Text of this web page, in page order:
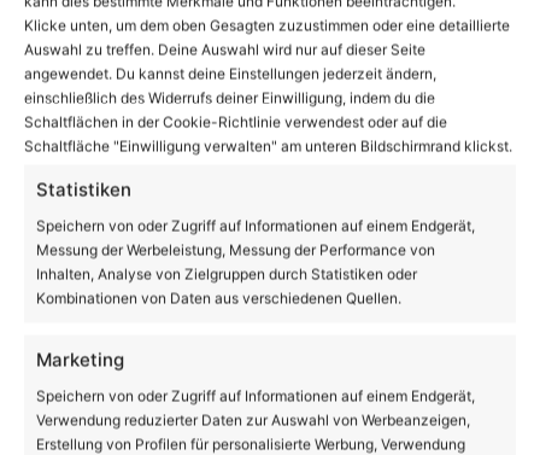
Klicke unten, um dem oben Gesagten zuzustimmen oder eine detaillierte
Auswahl zu treffen. Deine Auswahl wird nur auf dieser Seite
angewendet. Du kannst deine Einstellungen jederzeit ändern,
einschließlich des Widerrufs deiner Einwilligung, indem du die
Schaltflächen in der Cookie-Richtlinie verwendest oder auf die
Schaltfläche "Einwilligung verwalten" am unteren Bildschirmrand klickst.
Statistiken
Speichern von oder Zugriff auf Informationen auf einem Endgerät,
Messung der Werbeleistung, Messung der Performance von
Inhalten, Analyse von Zielgruppen durch Statistiken oder
Kombinationen von Daten aus verschiedenen Quellen.
Marketing
Speichern von oder Zugriff auf Informationen auf einem Endgerät,
Verwendung reduzierter Daten zur Auswahl von Werbeanzeigen,
Erstellung von Profilen für personalisierte Werbung, Verwendung
A11: Polizei fasst Autodieb und Unfall an der AS
Bernau Nord
Volltextsuche
Suchen
nach:
18 ℃